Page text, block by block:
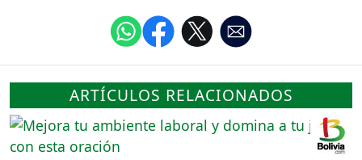
ARTÍCULOS RELACIONADOS